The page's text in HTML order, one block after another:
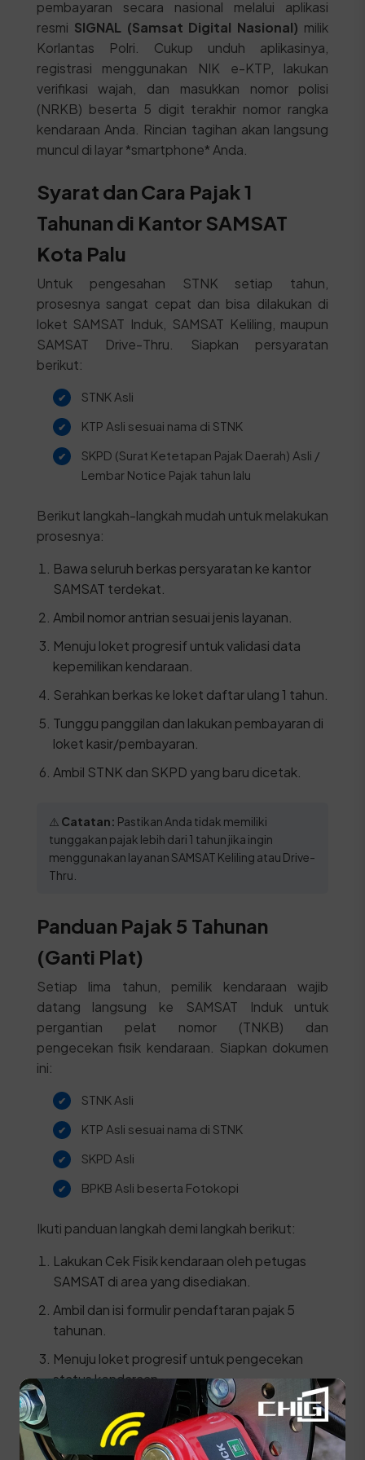
pembayaran secara nasional melalui aplikasi
resmi SIGNAL (Samsat Digital Nasional) milik
Korlantas Polri. Cukup unduh aplikasinya,
registrasi menggunakan NIK e-KTP, lakukan
verifikasi wajah, dan masukkan nomor polisi
(NRKB) beserta 5 digit terakhir nomor rangka
kendaraan Anda. Rincian tagihan akan langsung
muncul di layar *smartphone* Anda.
Syarat dan Cara Pajak 1
Tahunan di Kantor SAMSAT
Kota Palu
Untuk pengesahan STNK setiap tahun,
prosesnya sangat cepat dan bisa dilakukan di
loket SAMSAT Induk, SAMSAT Keliling, maupun
SAMSAT Drive-Thru. Siapkan persyaratan
berikut:
STNK Asli
KTP Asli sesuai nama di STNK
SKPD (Surat Ketetapan Pajak Daerah) Asli /
Lembar Notice Pajak tahun lalu
Berikut langkah-langkah mudah untuk melakukan
prosesnya:
Bawa seluruh berkas persyaratan ke kantor
SAMSAT terdekat.
Ambil nomor antrian sesuai jenis layanan.
Menuju loket progresif untuk validasi data
kepemilikan kendaraan.
Serahkan berkas ke loket daftar ulang 1 tahun.
Tunggu panggilan dan lakukan pembayaran di
loket kasir/pembayaran.
Ambil STNK dan SKPD yang baru dicetak.
⚠️ Catatan: Pastikan Anda tidak memiliki
tunggakan pajak lebih dari 1 tahun jika ingin
menggunakan layanan SAMSAT Keliling atau Drive-
Thru.
Panduan Pajak 5 Tahunan
(Ganti Plat)
Setiap lima tahun, pemilik kendaraan wajib
datang langsung ke SAMSAT Induk untuk
pergantian pelat nomor (TNKB) dan
pengecekan fisik kendaraan. Siapkan dokumen
ini:
STNK Asli
KTP Asli sesuai nama di STNK
SKPD Asli
BPKB Asli beserta Fotokopi
Ikuti panduan langkah demi langkah berikut:
Lakukan Cek Fisik kendaraan oleh petugas
SAMSAT di area yang disediakan.
Ambil dan isi formulir pendaftaran pajak 5
tahunan.
Menuju loket progresif untuk pengecekan
status kendaraan.
Daftarkan kendaraan di loket daftar ulang 5
tahun dengan menyerahkan berkas dan hasil
cek fisik.